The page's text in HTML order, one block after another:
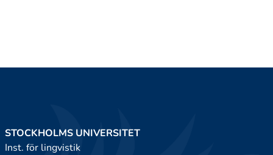
STOCKHOLMS UNIVERSITET
Inst. för lingvistik